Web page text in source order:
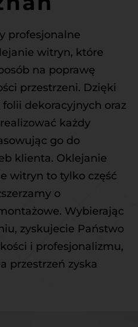
profesjonalne
witryn, które
na poprawę
przestrzeni. Dzięki
dekoracyjnych oraz
każdy
go do
klienta. Oklejanie
witryn to tylko część
o
Wybierając
zyskujecie Państwo
i profesjonalizmu,
przestrzeń zyska